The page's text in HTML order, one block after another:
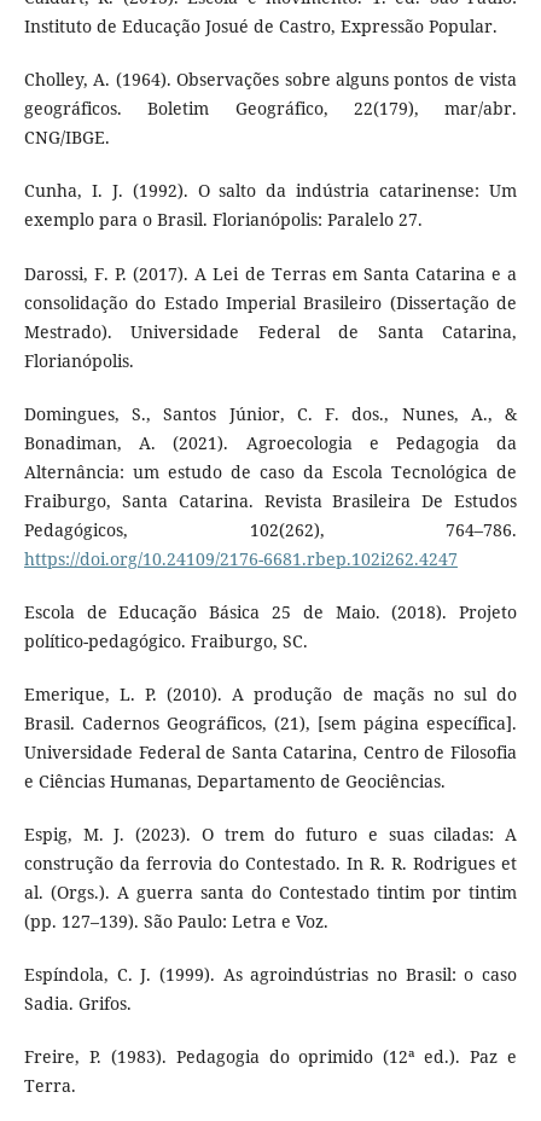
Instituto de Educação Josué de Castro, Expressão Popular.
Cholley, A. (1964). Observações sobre alguns pontos de vista
geográficos. Boletim Geográfico, 22(179), mar/abr.
CNG/IBGE.
Cunha, I. J. (1992). O salto da indústria catarinense: Um
exemplo para o Brasil. Florianópolis: Paralelo 27.
Darossi, F. P. (2017). A Lei de Terras em Santa Catarina e a
consolidação do Estado Imperial Brasileiro (Dissertação de
Mestrado). Universidade Federal de Santa Catarina,
Florianópolis.
Domingues, S., Santos Júnior, C. F. dos., Nunes, A., &
Bonadiman, A. (2021). Agroecologia e Pedagogia da
Alternância: um estudo de caso da Escola Tecnológica de
Fraiburgo, Santa Catarina. Revista Brasileira De Estudos
Pedagógicos, 102(262), 764–786.
https://doi.org/10.24109/2176-6681.rbep.102i262.4247
Escola de Educação Básica 25 de Maio. (2018). Projeto
político-pedagógico. Fraiburgo, SC.
Emerique, L. P. (2010). A produção de maçãs no sul do
Brasil. Cadernos Geográficos, (21), [sem página específica].
Universidade Federal de Santa Catarina, Centro de Filosofia
e Ciências Humanas, Departamento de Geociências.
Espig, M. J. (2023). O trem do futuro e suas ciladas: A
construção da ferrovia do Contestado. In R. R. Rodrigues et
al. (Orgs.). A guerra santa do Contestado tintim por tintim
(pp. 127–139). São Paulo: Letra e Voz.
Espíndola, C. J. (1999). As agroindústrias no Brasil: o caso
Sadia. Grifos.
Freire, P. (1983). Pedagogia do oprimido (12ª ed.). Paz e
Terra.